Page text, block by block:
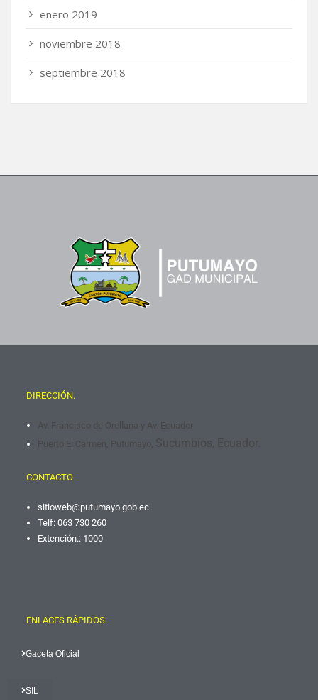
enero 2019
noviembre 2018
septiembre 2018
DIRECCIÓN.
Av. Francisco de Orellana y Av. Ecuador
Puerto El Carmen, Putumayo, Sucumbíos, Ecuador.
CONTACTO
sitioweb@putumayo.gob.ec
Telf: 063 730 260
Extención.: 1000
ENLACES RÁPIDOS.
Gaceta Oficial
SIL